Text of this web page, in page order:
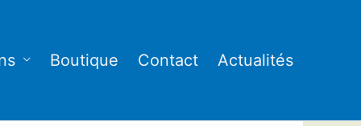
Boutique Contact Actualités